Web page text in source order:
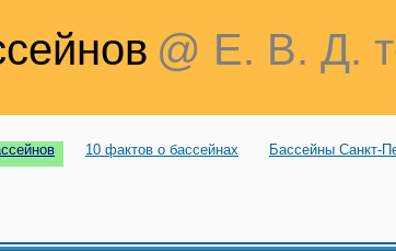
@ Е. В. Д.
10 фактов о бассейнах Бассейны Санкт-